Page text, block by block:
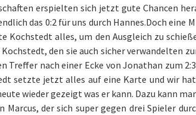
erspielten sich jetzt gute Chancen
das 0:2 für uns durch Hannes.Doch eine
Kochstedt alles, um den Ausgleich zu
den sie auch sicher verwandelten
nach einer Ecke von Jonathan zum
setzte jetzt alles auf eine Karte und wir
wieder gezeigt was er kann. Dazu kann
der sich super gegen drei Spieler